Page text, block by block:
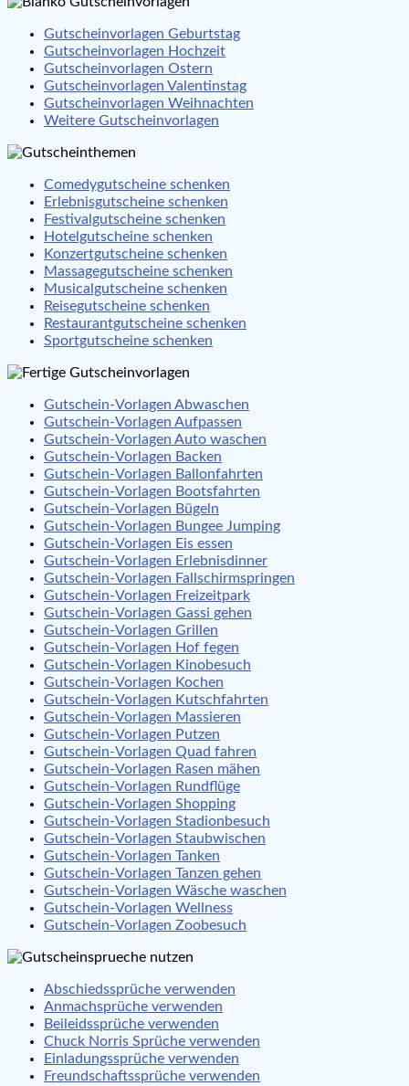
Gutscheinvorlagen Geburtstag
Gutscheinvorlagen Hochzeit
Gutscheinvorlagen Ostern
Gutscheinvorlagen Valentinstag
Gutscheinvorlagen Weihnachten
Weitere Gutscheinvorlagen
Comedygutscheine schenken
Erlebnisgutscheine schenken
Festivalgutscheine schenken
Hotelgutscheine schenken
Konzertgutscheine schenken
Massagegutscheine schenken
Musicalgutscheine schenken
Reisegutscheine schenken
Restaurantgutscheine schenken
Sportgutscheine schenken
Gutschein-Vorlagen Abwaschen
Gutschein-Vorlagen Aufpassen
Gutschein-Vorlagen Auto waschen
Gutschein-Vorlagen Backen
Gutschein-Vorlagen Ballonfahrten
Gutschein-Vorlagen Bootsfahrten
Gutschein-Vorlagen Bügeln
Gutschein-Vorlagen Bungee Jumping
Gutschein-Vorlagen Eis essen
Gutschein-Vorlagen Erlebnisdinner
Gutschein-Vorlagen Fallschirmspringen
Gutschein-Vorlagen Freizeitpark
Gutschein-Vorlagen Gassi gehen
Gutschein-Vorlagen Grillen
Gutschein-Vorlagen Hof fegen
Gutschein-Vorlagen Kinobesuch
Gutschein-Vorlagen Kochen
Gutschein-Vorlagen Kutschfahrten
Gutschein-Vorlagen Massieren
Gutschein-Vorlagen Putzen
Gutschein-Vorlagen Quad fahren
Gutschein-Vorlagen Rasen mähen
Gutschein-Vorlagen Rundflüge
Gutschein-Vorlagen Shopping
Gutschein-Vorlagen Stadionbesuch
Gutschein-Vorlagen Staubwischen
Gutschein-Vorlagen Tanken
Gutschein-Vorlagen Tanzen gehen
Gutschein-Vorlagen Wäsche waschen
Gutschein-Vorlagen Wellness
Gutschein-Vorlagen Zoobesuch
Abschiedssprüche verwenden
Anmachsprüche verwenden
Beileidssprüche verwenden
Chuck Norris Sprüche verwenden
Einladungssprüche verwenden
Freundschaftssprüche verwenden